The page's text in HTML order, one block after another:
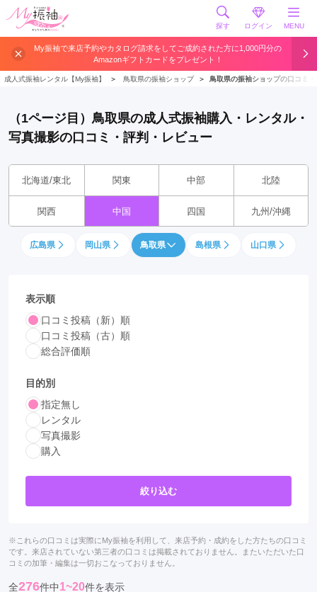
探す ログイン MENU
My振袖で来店予約やカタログ請求をしてご成約された方に1,000円分の
Amazonギフトカードをプレゼント！
成人式振袖レンタル【My振袖】 ＞ 鳥取県の振袖ショップ ＞ 鳥取県の振袖ショップの口コミ
（1ページ目）鳥取県の成人式振袖購入・レンタル・
写真撮影の口コミ・評判・レビュー
北海道/東北 関東 中部 北陸
関西 中国 四国 九州/沖縄
広島県 岡山県 鳥取県 島根県 山口県
表示順
口コミ投稿（新）順
口コミ投稿（古）順
総合評価順
目的別
指定無し
レンタル
写真撮影
購入
絞り込む
※これらの口コミは実際にMy振袖を利用して、来店予約・成約をした方たちの口コミ
です。来店されていない第三者の口コミは掲載されておりません。またいただいた口
コミの加筆・編集は一切おこなっておりません。
全276件中1~20件を表示